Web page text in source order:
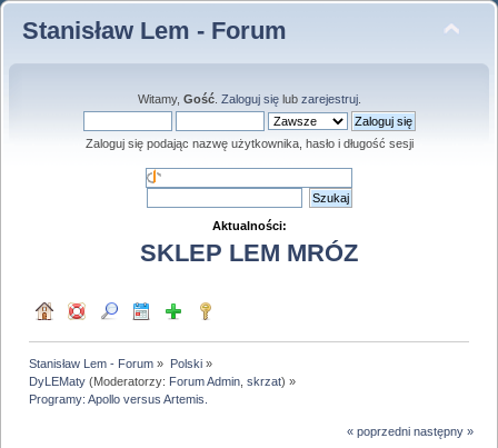
Stanisław Lem - Forum
Witamy, Gość. Zaloguj sięlub zarejestruj.
Zaloguj się podając nazwę użytkownika, hasło i długość sesji
Aktualności:
SKLEP LEM MRÓZ
Stanisław Lem - Forum » Polski»
DyLEMaty (Moderatorzy: Forum Admin ,skrzat) »
Programy: Apollo versus Artemis.
« poprzedni następny »